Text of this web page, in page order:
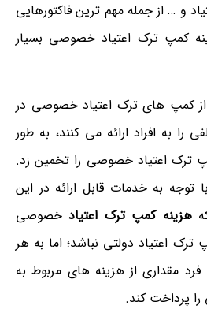
و … از جمله مهم ترین فاکتورهایی
کمپ ترک اعتیاد خصوصی بسیار
از کمپ های ترک اعتیاد خصوصی در
را به افراد ارائه می کنند، به طور
ترک اعتیاد خصوصی را تخمین زد.
توجه به خدمات قابل ارائه در این
هزینه کمپ ترک اعتیادخصوصی
ترک اعتیاد دولتی نباشد؛ اما به هر
مقداری از هزینه های مربوط به
پرداخت کند.